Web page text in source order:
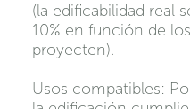
(la edificabilidad real
10% en función de
proyecten).
Usos compatibles: